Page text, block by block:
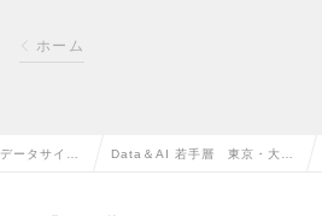
ホーム
データサイエ Data＆AI 若手層 東京・大